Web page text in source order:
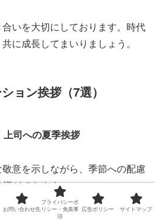
いを大切にしております。時代
に成長してまいりましょう。
ョン挨拶（7選）
上司への夏季挨拶
敬意を示しながら、季節への配慮
ができます
お問い合わせ先
プライバシーポ
リシー・免責事
項
広告ポリシー サイトマップ